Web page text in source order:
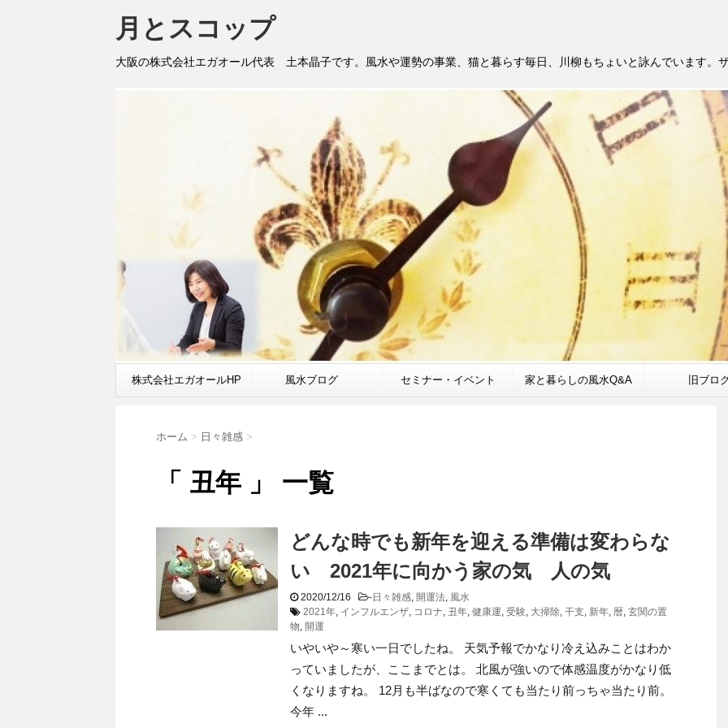
月とスコップ
大阪の株式会社エガオール代表 土本晶子です。風水や運勢の事業、猫と暮らす毎日、川柳もちょいと詠んでいます。
株式会社エガオールHP 風水ブログ セミナー・イベント 家と暮らしの風水Q&A 旧ブロ
ホーム > 日々雑感 >
「 丑年 」 一覧
どんな時でも新年を迎える準備は変わらな
い 2021年に向かう家の気 人の気
2020/12/16 -日々雑感, 開運法, 風水
2021年, インフルエンザ, コロナ, 丑年, 健康運, 受験, 大掃除, 干支, 新年, 暦, 玄関の置
物, 開運
いやいや～寒い一日でしたね。 天気予報でかなり冷え込みことはわか
っていましたが、ここまでとは。 北風が強いので体感温度がかなり低
くなりますね。 12月も半ばなので寒くても当たり前っちゃ当たり前。
今年 ...